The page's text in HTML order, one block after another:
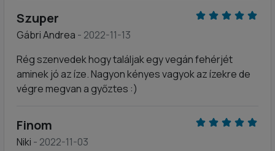
Szuper
Gábri Andrea - 2022-11-13
Rég szenvedek hogy találjak egy vegán fehérjét
aminek jó az íze. Nagyon kényes vagyok az ízekre de
végre megvan a győztes :)
Finom
Niki - 2022-11-03